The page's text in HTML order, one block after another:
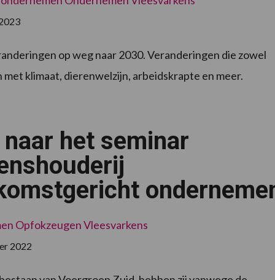
op weg naar 2030. Veranderingen die zowel
klimaat, dierenwelzijn, arbeidskrapte en meer.
naar het seminar
OpfokzeugenVleesvarkens
2022